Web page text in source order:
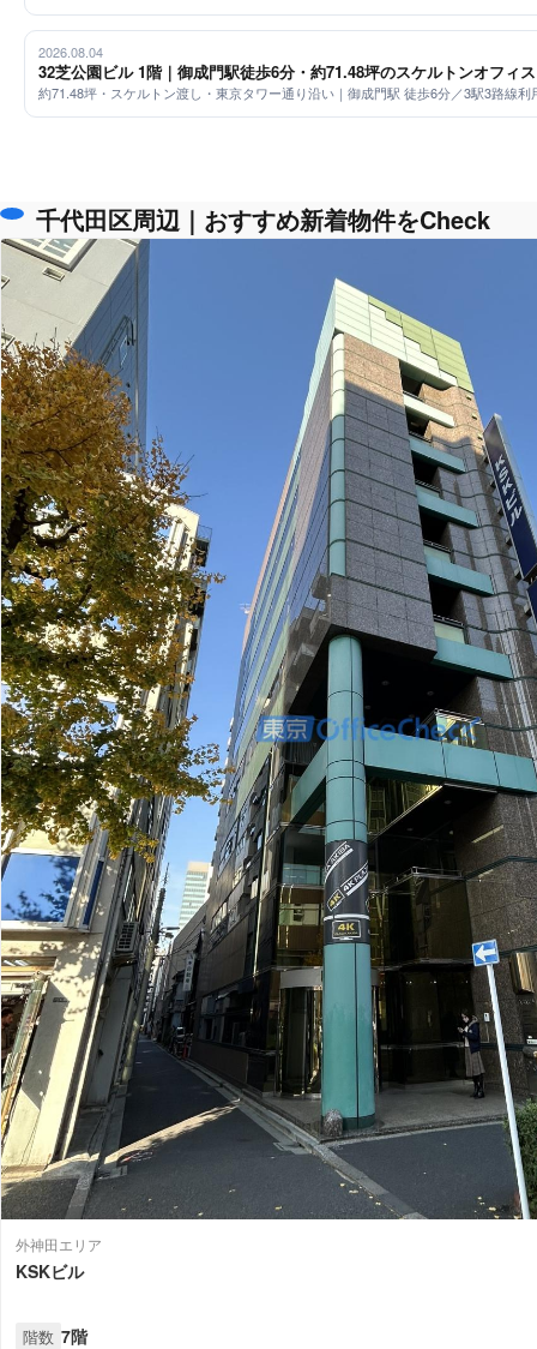
2026.08.04
32芝公園ビル 1階｜御成門駅徒歩6分・約71.48坪のスケルトンオフィ
約71.48坪・スケルトン渡し・東京タワー通り沿い｜御成門駅 徒歩6分／3駅3路線利
千代田区周辺｜おすすめ新着物件をCheck
外神田エリア
KSKビル
階数 7階